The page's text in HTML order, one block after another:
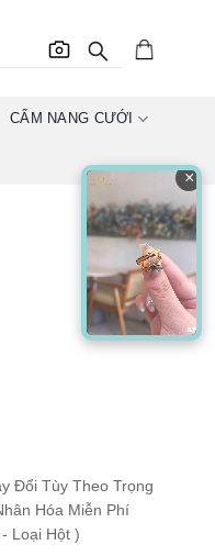
CẨM NANG CƯỚI
Đổi Tùy Theo Trọng
Hóa Miễn Phí
Loại Hột )
×